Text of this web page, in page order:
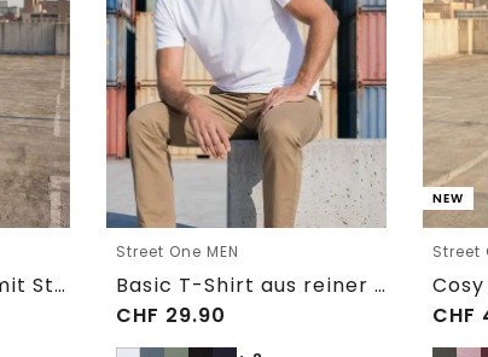
Cosy Slub T-Shirt mit Struktur
Street One MEN
Basic T-Shirt aus reiner Baumwolle
CHF 29.90
NEW
Street
CHF